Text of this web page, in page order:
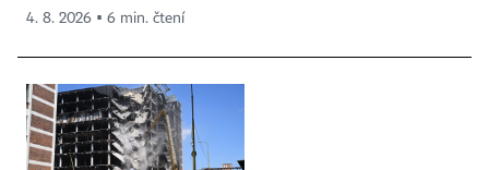
4. 8. 2026 ▪ 6 min. čtení